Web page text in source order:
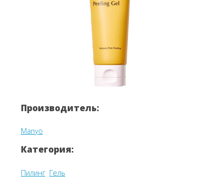
Производитель:
Manyo
Категория:
Пилинг Гель